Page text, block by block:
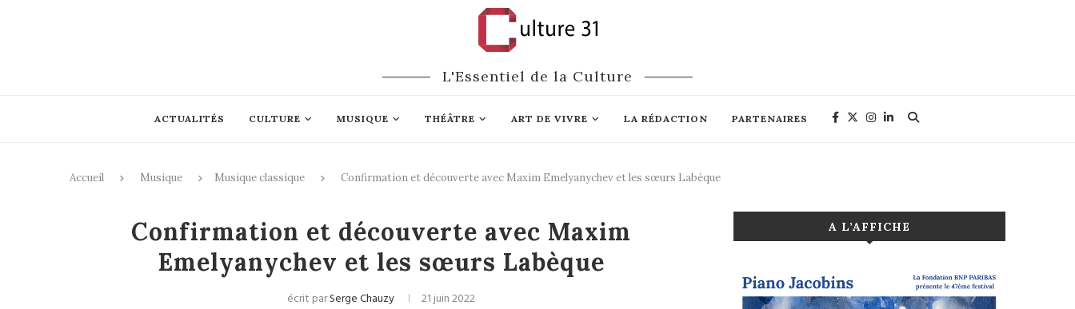
L'Essentiel de la Culture
ACTUALITÉS CULTURE MUSIQUE THÉÂTRE ART DE VIVRE LA RÉDACTION PARTENAIRES
Accueil Musique Musique classique Confirmation et découverte avec Maxim Emelyanychev et les sœurs Labèque
Musique classique
Confirmation et découverte avec Maxim
Emelyanychev et les sœurs Labèque
écrit parSerge Chauzy 21 juin 2022
A L’AFFICHE